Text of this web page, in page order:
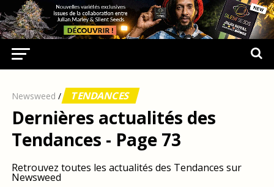
Newsweed / TENDANCES
Dernières actualités des
Tendances - Page 73
Retrouvez toutes les actualités des Tendances sur
Newsweed